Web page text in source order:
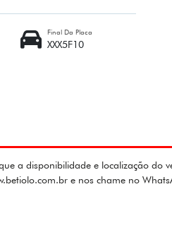
Final Da Placa
XXX5F10
a disponibilidade e localização do
e nos chame no